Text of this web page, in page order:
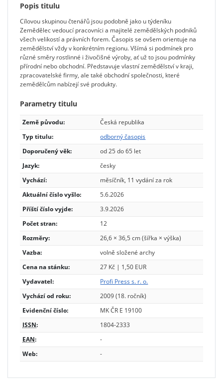
Popis titulu
Cílovou skupinou čtenářů jsou podobně jako u týdeníku
Zemědělec vedoucí pracovníci a majitelé zemědělských podniků
všech velikostí a právních forem. Časopis se ovšem orientuje na
zemědělství vždy v konkrétním regionu. Všímá si podmínek pro
různé směry rostlinné i živočišné výroby, ať už to jsou podmínky
přírodní nebo obchodní. Představuje vlastní zemědělství v kraji,
zpracovatelské firmy, ale také obchodní společnosti, které
zemědělcům nabízejí své produkty.
Parametry titulu
Země původu:
Česká republika
Typ titulu:
odborný časopis
Doporučený věk:
od 25 do 65 let
Jazyk:
česky
Vychází:
měsíčník, 11 vydání za rok
Aktuální číslo vyšlo:
5.6.2026
Příští číslo vyjde:
3.9.2026
Počet stran:
12
Rozměry:
26,6 × 36,5 cm (šířka × výška)
Vazba:
volně složené archy
Cena na stánku:
27 Kč | 1,50 EUR
Vydavatel:
Profi Press s. r. o.
Vychází od roku:
2009 (18. ročník)
Evidenční číslo:
MK ČR E 19100
ISSN:
1804-2333
EAN:
-
Web:
-